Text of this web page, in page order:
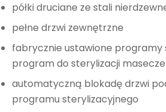
półki druciane ze stali
pełne drzwi zewnętrzne
fabrycznie ustawione programy
program do sterylizacji
automatyczną blokadę drzwi
programu sterylizacyjnego